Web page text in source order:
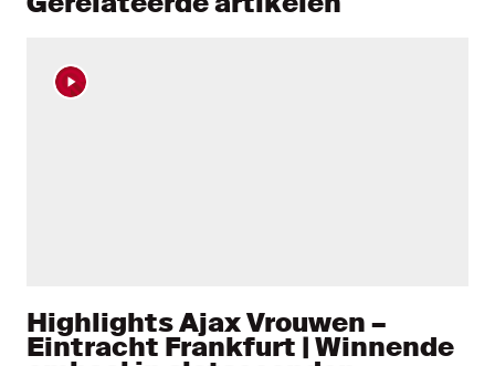
Highlights Ajax Vrouwen –
Eintracht Frankfurt | Winnende